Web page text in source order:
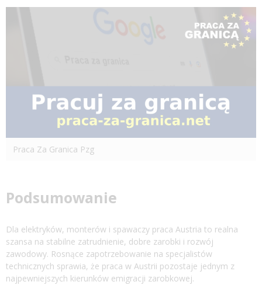
Praca Za Granica Pzg
Podsumowanie
Dla elektryków, monterów i spawaczy praca Austria to realna
szansa na stabilne zatrudnienie, dobre zarobki i rozwój
zawodowy. Rosnące zapotrzebowanie na specjalistów
technicznych sprawia, że praca w Austrii pozostaje jednym z
najpewniejszych kierunków emigracji zarobkowej.